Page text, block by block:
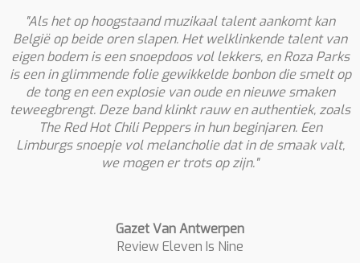
"Als het op hoogstaand muzikaal talent aankomt kan
België op beide oren slapen. Het welklinkende talent van
eigen bodem is een snoepdoos vol lekkers, en Roza Parks
is een in glimmende folie gewikkelde bonbon die smelt op
de tong en een explosie van oude en nieuwe smaken
teweegbrengt. Deze band klinkt rauw en authentiek, zoals
The Red Hot Chili Peppers in hun beginjaren. Een
Limburgs snoepje vol melancholie dat in de smaak valt,
we mogen er trots op zijn."
Gazet Van Antwerpen
Review Eleven Is Nine